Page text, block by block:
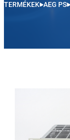
TERMÉKEK AEG PS